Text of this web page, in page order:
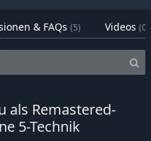
& FAQs (5) Videos (0)
als Remastered-
5-Technik